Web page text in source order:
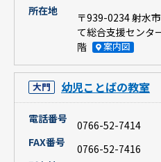
所在地
〒939-0234 射水
て総合支援センタ
階
案内図
大門 幼児ことばの教室
電話番号
0766-52-7414
FAX番号
0766-52-7416